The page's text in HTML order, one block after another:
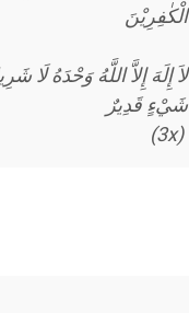
الْكٰفِرِيْنَ
لاَ إِلَهَ إِلاَّ اللَّهُ وَحْدَهُ
شَيْءٍ قَدِيرٌ
(3x)